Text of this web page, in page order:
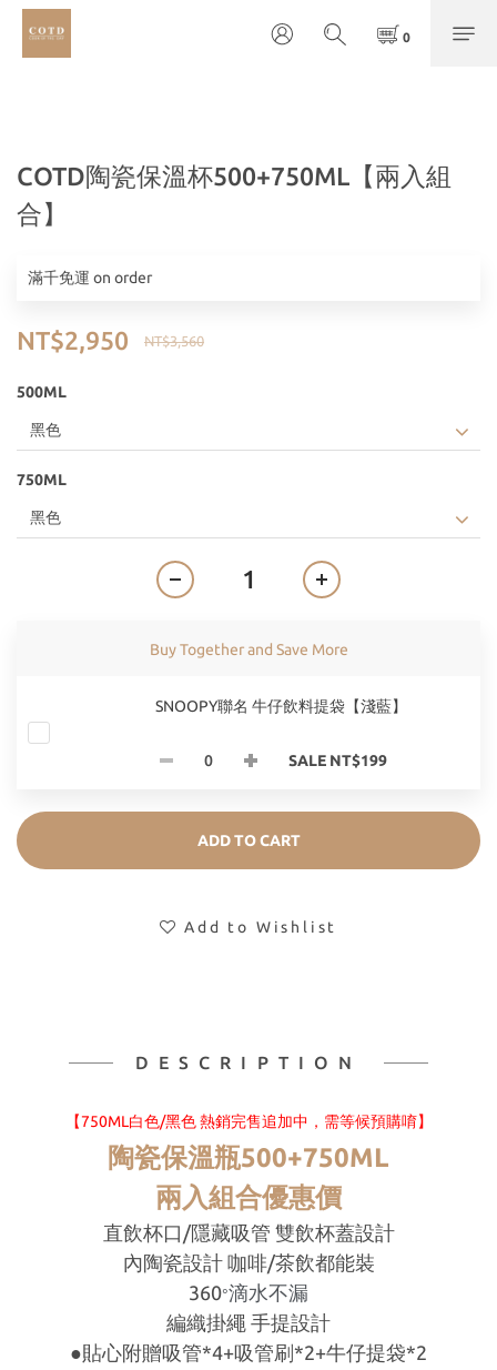
COTD陶瓷保溫杯500+750ML【兩入組
合】
滿千免運 on order
NT$3,560
NT$2,950
500ML
750ML
Buy Together and Save More
SNOOPY聯名 牛仔飲料提袋【淺藍】
SALE NT$199
ADD TO CART
Add to Wishlist
DESCRIPTION
【750ML白色/黑色 熱銷完售追加中，需等候預購唷】
陶瓷保溫瓶500+750ML
兩入組合優惠價
直飲杯口/隱藏吸管 雙飲杯蓋設計
內陶瓷設計 咖啡/茶飲都能裝
360°滴水不漏
編織掛繩 手提設計
●貼心附贈吸管*4+吸管刷*2+牛仔提袋*2